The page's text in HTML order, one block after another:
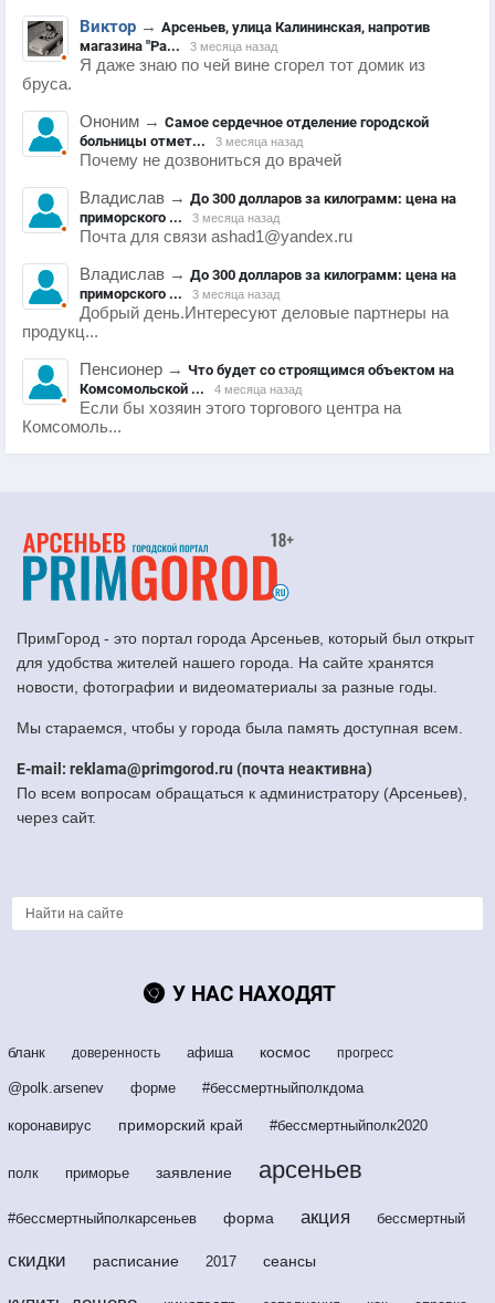
Виктор → Арсеньев, улица Калининская, напротив
магазина "Ра...
3 месяца назад
Я даже знаю по чей вине сгорел тот домик из
бруса.
Ононим → Самое сердечное отделение городской
больницы отмет...
3 месяца назад
Почему не дозвониться до врачей
Владислав → До 300 долларов за килограмм: цена на
приморского ...
3 месяца назад
Почта для связи ashad1@yandex.ru
Владислав → До 300 долларов за килограмм: цена на
приморского ...
3 месяца назад
Добрый день.Интересуют деловые партнеры на
продукц...
Пенсионер → Что будет со строящимся объектом на
Комсомольской ...
4 месяца назад
Если бы хозяин этого торгового центра на
Комсомоль...
ПримГород - это портал города Арсеньев, который был открыт
для удобства жителей нашего города. На сайте хранятся
новости, фотографии и видеоматериалы за разные годы.
Мы стараемся, чтобы у города была память доступная всем.
E-mail: reklama@primgorod.ru (почта неактивна)
По всем вопросам обращаться к администратору (Арсеньев),
через сайт.
У НАС НАХОДЯТ
бланк доверенность афиша космос прогресс
@polk.arsenev форме #бессмертныйполкдома
коронавирус приморский край #бессмертныйполк2020
полк приморье заявление арсеньев
#бессмертныйполкарсеньев форма акция бессмертный
скидки расписание 2017 сеансы